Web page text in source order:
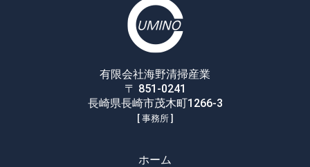
有限会社海野清掃産業
〒 851-0241
長崎県長崎市茂木町1266-3
[ 事務所 ]
ホーム